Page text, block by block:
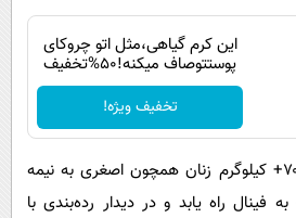
این کرم گیاهی،مثل اتو چروکای
پوستتوصاف میکنه!50%تخفیف
تخفیف ویژه!
ملیکا میرحسینی هم در ۷۰+ کیلوگرم زنان همچون اصغری به نیمه‌
فینال راه یابد و در دیدار رده‌بندی با